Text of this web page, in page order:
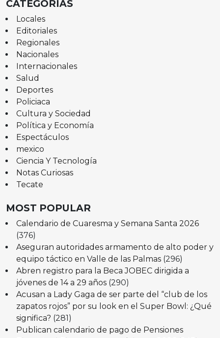
CATEGORÍAS
Locales
Editoriales
Regionales
Nacionales
Internacionales
Salud
Deportes
Policiaca
Cultura y Sociedad
Política y Economía
Espectáculos
mexico
Ciencia Y Tecnología
Notas Curiosas
Tecate
MOST POPULAR
Calendario de Cuaresma y Semana Santa 2026
(376)
Aseguran autoridades armamento de alto poder y
equipo táctico en Valle de las Palmas (296)
Abren registro para la Beca JOBEC dirigida a
jóvenes de 14 a 29 años (290)
Acusan a Lady Gaga de ser parte del “club de los
zapatos rojos” por su look en el Super Bowl: ¿Qué
significa? (281)
Publican calendario de pago de Pensiones